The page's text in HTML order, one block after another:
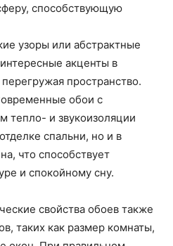
способствующую
узоры или абстрактные
акценты в
пространство.
обои с
тепло- и звукоизоляции
спальни, но и в
что способствует
и спокойному сну.
свойства обоев также
таких как размер комнаты,